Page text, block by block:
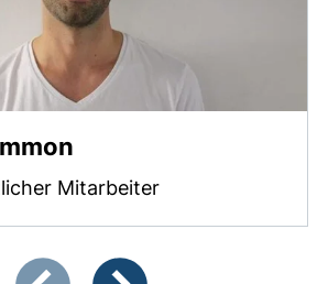
Mitarbeiter
Zeigt Folie 1 von 2